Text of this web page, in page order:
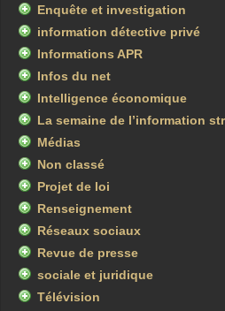
Enquête et investigation
information détective privé
Informations APR
Infos du net
Intelligence économique
La semaine de l’information
Médias
Non classé
Projet de loi
Renseignement
Réseaux sociaux
Revue de presse
sociale et juridique
Télévision